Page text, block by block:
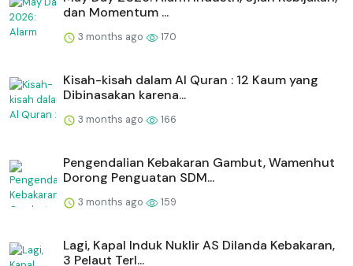
dan Momentum ...
3 months ago 170
Kisah-kisah dalam Al Quran : 12 Kaum yang
Dibinasakan karena...
3 months ago 166
Pengendalian Kebakaran Gambut, Wamenhut
Dorong Penguatan SDM...
3 months ago 159
Lagi, Kapal Induk Nuklir AS Dilanda Kebakaran,
3 Pelaut Terl...